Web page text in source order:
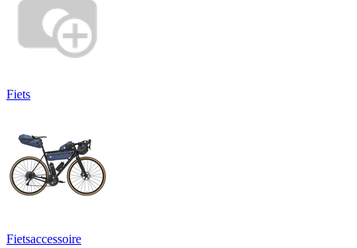
Fiets
Fietsaccessoire